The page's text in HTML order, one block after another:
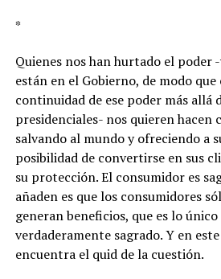
*
Quienes nos han hurtado el poder
están en el Gobierno, de modo
continuidad de ese poder más allá
presidenciales- nos quieren hacen
salvando al mundo y ofreciendo a
posibilidad de convertirse en sus
su protección. El consumidor es
añaden es que los consumidores
generan beneficios, que es lo único
verdaderamente sagrado. Y en
encuentra el quid de la cuestión.